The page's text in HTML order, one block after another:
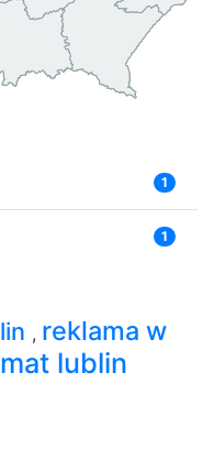
1
1
, reklama w
lublin